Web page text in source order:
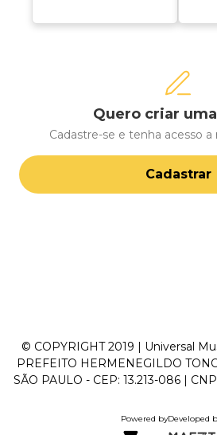
Quero criar
Cadastre-se e tenha acesso a
Cadastrar
© COPYRIGHT 2019 | Universal
PREFEITO HERMENEGILDO
SÃO PAULO - CEP: 13.213-086 |
Powered byDeveloped